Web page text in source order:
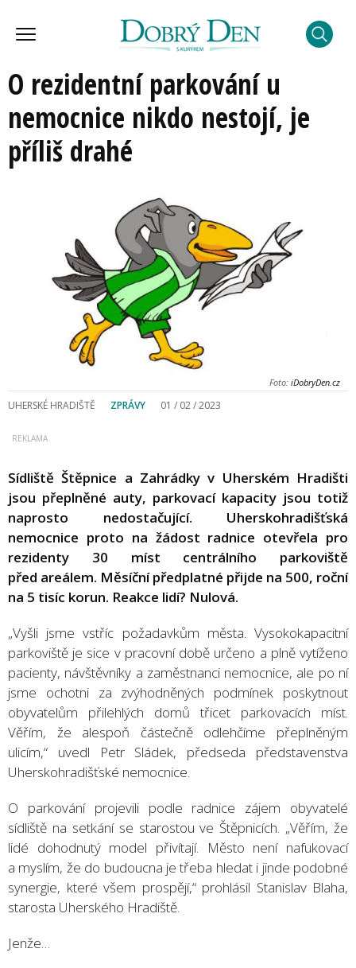
O rezidentní parkování u
nemocnice nikdo nestojí, je
příliš drahé
Foto: iDobryDen.cz
UHERSKÉ HRADIŠTĚ ZPRÁVY 01 / 02 / 2023
Sídliště Štěpnice a Zahrádky v Uherském Hradišti
jsou přeplněné auty, parkovací kapacity jsou totiž
naprosto nedostačující. Uherskohradišťská
nemocnice proto na žádost radnice otevřela pro
rezidenty 30 míst centrálního parkoviště
před areálem. Měsíční předplatné přijde na 500, roční
na 5 tisíc korun. Reakce lidí? Nulová.
„Vyšli jsme vstříc požadavkům města. Vysokokapacitní
parkoviště je sice v pracovní době určeno a plně vytíženo
pacienty, návštěvníky a zaměstnanci nemocnice, ale po ní
jsme ochotni za zvýhodněných podmínek poskytnout
obyvatelům přilehlých domů třicet parkovacích míst.
Věřím, že alespoň částečně odlehčíme přeplněným
ulicím,“ uvedl Petr Sládek, předseda představenstva
Uherskohradišťské nemocnice.
O parkování projevili podle radnice zájem obyvatelé
sídliště na setkání se starostou ve Štěpnicích. „Věřím, že
lidé dohodnutý model přivítají. Město není nafukovací
a myslím, že do budoucna je třeba hledat i jinde podobné
synergie, které všem prospějí,“ prohlásil Stanislav Blaha,
starosta Uherského Hradiště.
Jenže…